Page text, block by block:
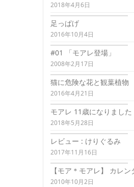
2018年4月6日
足っぱげ
2016年10月4日
#01 「モアレ登場」
2008年2月17日
猫に危険な花と観葉植物
2016年4月21日
モアレ 11歳になりました
2018年5月28日
レビュー : けりぐるみ
2017年11月16日
【モア＊モアレ】 カレン
2010年10月2日